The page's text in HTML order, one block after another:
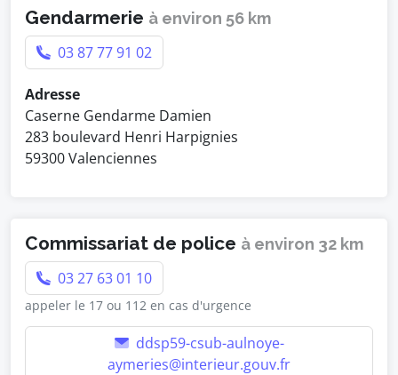
Gendarmerie à environ 56 km
03 87 77 91 02
Adresse
Caserne Gendarme Damien
283 boulevard Henri Harpignies
59300 Valenciennes
Commissariat de police à environ 32 km
03 27 63 01 10
appeler le 17 ou 112 en cas d'urgence
ddsp59-csub-aulnoye-
aymeries@interieur.gouv.fr